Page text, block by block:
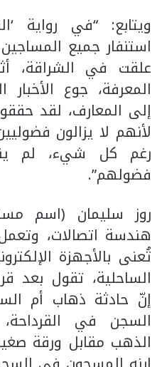
ويتابع: “في رواية
استنفار جميع
علقت في الشراقة،
المعرفة، جوع
إلى المعارف، لقد
لأنهم لا يزالون
رغم كل شيء، لم
فضولهم”.
هندسة اتصالات،
تُعنى بالأجهزة
الساحلية، تقول بعد
إنّ حادثة ذهاب أم
السجن في
الذهب مقابل ورقة